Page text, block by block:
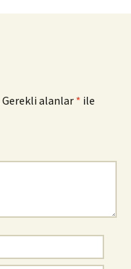
Gerekli alanlar * ile